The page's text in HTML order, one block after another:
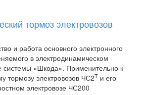
тормоз электровозов
и работа основного электронного
в электродинамическом
системы «Шкода». Применительно к
тормозу электровозов ЧС2Т и его
электровозе ЧС200